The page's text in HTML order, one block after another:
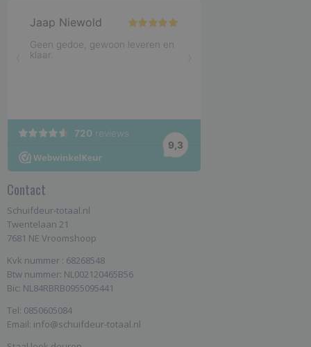
Contact
Schuifdeur-totaal.nl
Twentelaan 21
7681 NE Vroomshoop
Kvk nummer : 68268548
Btw nummer: NL002120465B56
Bic: NL84RBRB0955095441
Tel: 0850605084
Email: info@schuifdeur-totaal.nl